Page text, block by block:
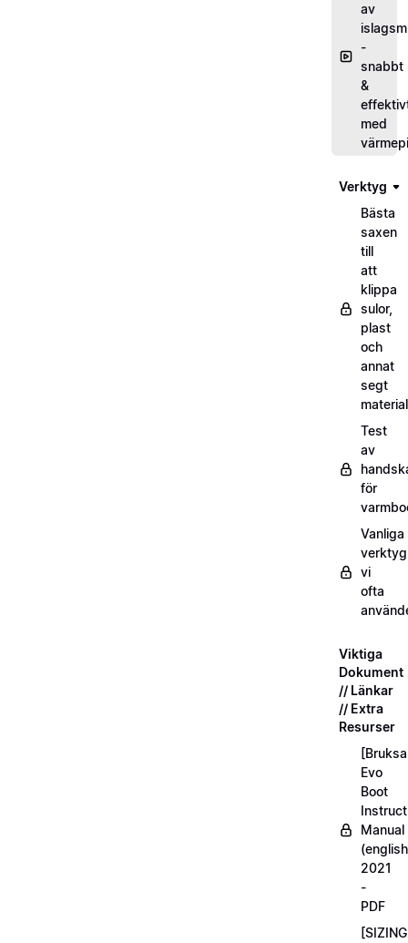
av
-
snabbt
&
med
Verktyg
Bästa
saxen
till
att
klippa
sulor,
plast
och
annat
segt
Test
av
för
Vanliga
verktyg
vi
ofta
Viktiga
Dokument
// Länkar
// Extra
Resurser
Evo
Boot
Manual
2021
-
PDF
[SIZING